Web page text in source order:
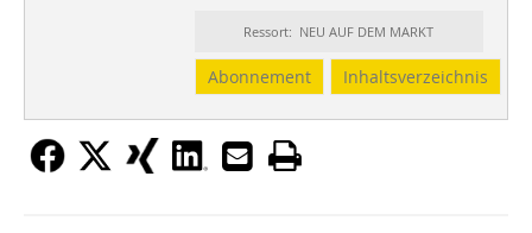
Ressort: NEU AUF DEM MARKT
Abonnement Inhaltsverzeichnis